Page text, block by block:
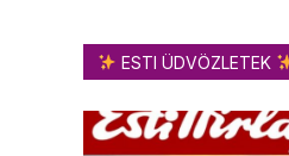
ESTI ÜDVÖZLETEK